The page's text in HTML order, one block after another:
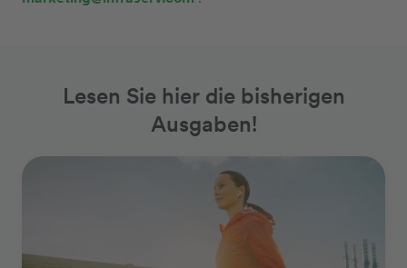
Lesen Sie hier die bisherigen
Ausgaben!